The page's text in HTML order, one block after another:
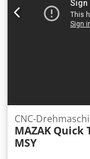
Spindelstunden:
Anzahl der
HEIDENHAIN
CNC-
MAZAK Quick
MSY